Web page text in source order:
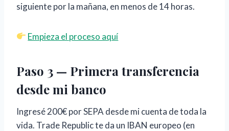
siguiente por la mañana, en menos de 14 horas.
Empieza el proceso aquí
Paso 3 — Primera transferencia
desde mi banco
Ingresé 200€ por SEPA desde mi cuenta de toda la
vida. Trade Republic te da un IBAN europeo (en